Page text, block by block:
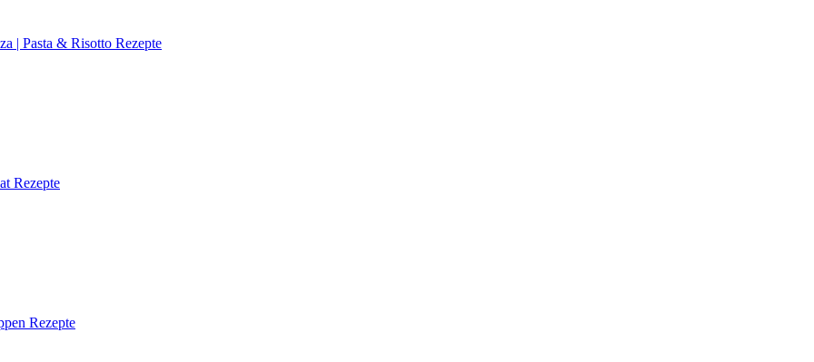
| Pasta & Risotto Rezepte
Rezepte
Rezepte